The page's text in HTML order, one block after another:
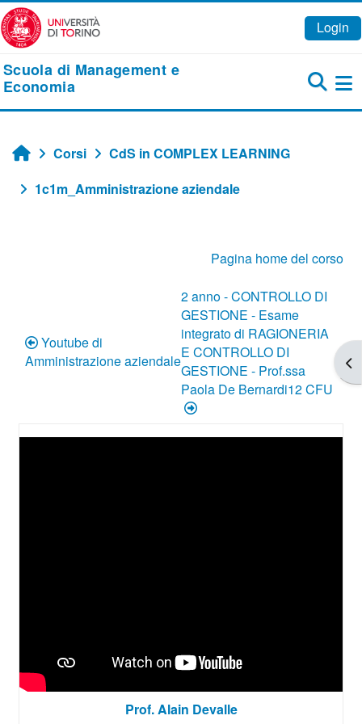
Vai al contenuto principale
Login
Scuola di Management e
Economia
Home
Corsi
CdS in COMPLEX LEARNING
1c1m_Amministrazione aziendale
Schema della sezione
Pagina home del corso
Youtube di
Amministrazione aziendale
2 anno - CONTROLLO DI
GESTIONE - Esame
integrato di RAGIONERIA
E CONTROLLO DI
GESTIONE - Prof.ssa
Paola De Bernardi12 CFU
Prof. Alain Devalle